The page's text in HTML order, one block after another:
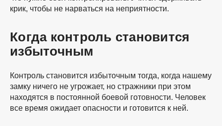
крик, чтобы не нарваться на неприятности.
Когда контроль становится
избыточным
Контроль становится избыточным тогда, когда нашему
замку ничего не угрожает, но стражники при этом
находятся в постоянной боевой готовности. Человек
все время ожидает опасности и готовится к ней.